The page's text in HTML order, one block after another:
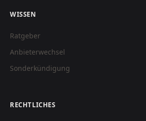
WISSEN
Ratgeber
Anbieterwechsel
Sonderkündigung
RECHTLICHES